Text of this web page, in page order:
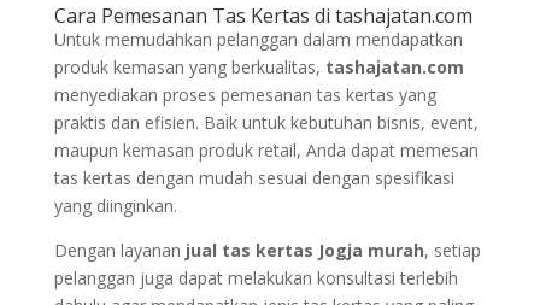
Cara Pemesanan Tas Kertas di tashajatan.com
Untuk memudahkan pelanggan dalam mendapatkan
produk kemasan yang berkualitas, tashajatan.com
menyediakan proses pemesanan tas kertas yang
praktis dan efisien. Baik untuk kebutuhan bisnis, event,
maupun kemasan produk retail, Anda dapat memesan
tas kertas dengan mudah sesuai dengan spesifikasi
yang diinginkan.
Dengan layanan jual tas kertas Jogja murah, setiap
pelanggan juga dapat melakukan konsultasi terlebih